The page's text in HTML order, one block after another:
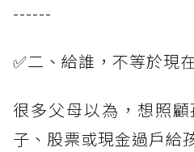
------
✅二、給誰，不等於現
很多父母以為，想照
子、股票或現金過戶給